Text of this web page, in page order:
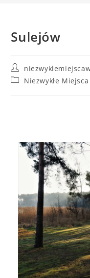
Sulejów
Niezwykłe